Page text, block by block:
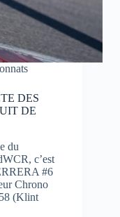
DES
DE
du
c’est
#6
Chrono
(Klint